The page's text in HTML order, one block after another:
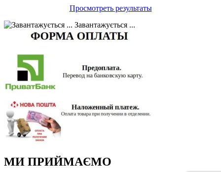
Просмотреть результаты
Завантажується ...
МИ ПРИЙМАЄМО